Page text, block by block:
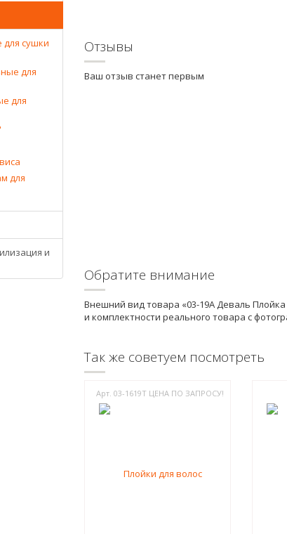
Отзывы
Ваш отзыв станет первым
Обратите внимание
Внешний вид товара «03-19A Деваль
и комплектности реального товара с
Так же советуем посмотреть
Арт. 03-1619T ЦЕНА ПО ЗАПРОСУ!
сушки
для
для
для
и